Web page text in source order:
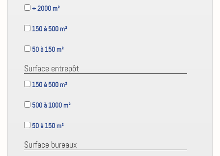
+ 2000 m²
150 à 500 m²
50 à 150 m²
Surface entrepôt
150 à 500 m²
500 à 1000 m²
50 à 150 m²
Surface bureaux